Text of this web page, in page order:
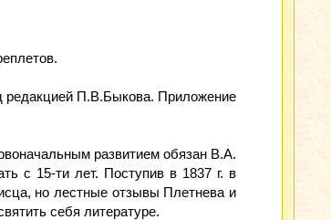
редакцией П.В.Быкова. Приложение
развитием обязан В.А.
с 15-ти лет. Поступив в 1837 г. в
но лестные отзывы Плетнева и
себя литературе.